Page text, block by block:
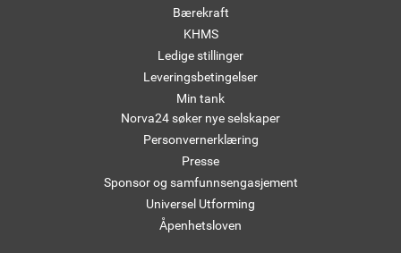
Bærekraft
KHMS
Ledige stillinger
Leveringsbetingelser
Min tank
Norva24 søker nye selskaper
Personvernerklæring
Presse
Sponsor og samfunnsengasjement
Universel Utforming
Åpenhetsloven